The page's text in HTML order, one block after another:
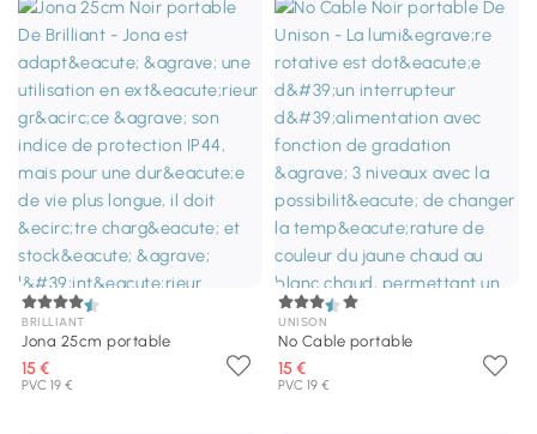
BRILLIANT
Jona 25cm portable
15 €
PVC 19 €
UNISON
No Cable portable
15 €
PVC 19 €